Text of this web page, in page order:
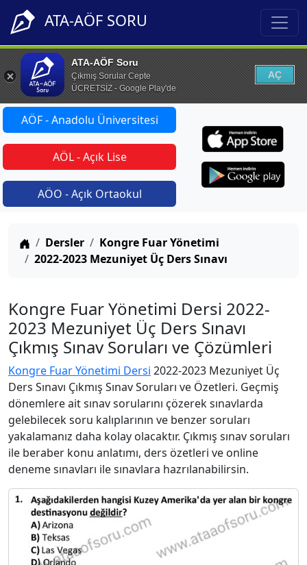
ATA-AÖF SORU
ATA-AÖF Soru
Çıkmış Sorular Cepte
ÜCRETSİZ - Google Play'de
AÇ
AÖF - Anadolu Üniversitesi
AÖL - Açık Lise
AÖO - Açık Ortaokul
Anasayfa
Dersler
Kongre Fuar Yönetimi
2022-2023 Mezuniyet Üç Ders Sınavı
Kongre Fuar Yönetimi Dersi 2022-
2023 Mezuniyet Üç Ders Sınavı
Çıkmış Sınav Soruları ve Çözümleri
Kongre Fuar Yönetimi Dersi 2022-2023 Mezuniyet Üç
Ders Sınavı Çıkmış Sınav Soruları ve Özetleri. Geçmiş
dönemlere ait sınav sorularını çözerek sınavlarda
gelebilecek soru kalıplarının ve benzer soruları
yakalamanız daha kolay olacaktır. Çıkmış sınav soruları
ile beraber konu anlatımı, ders özetleri ve online
deneme sınavları ile sınavlara hazrılanabilirsin.